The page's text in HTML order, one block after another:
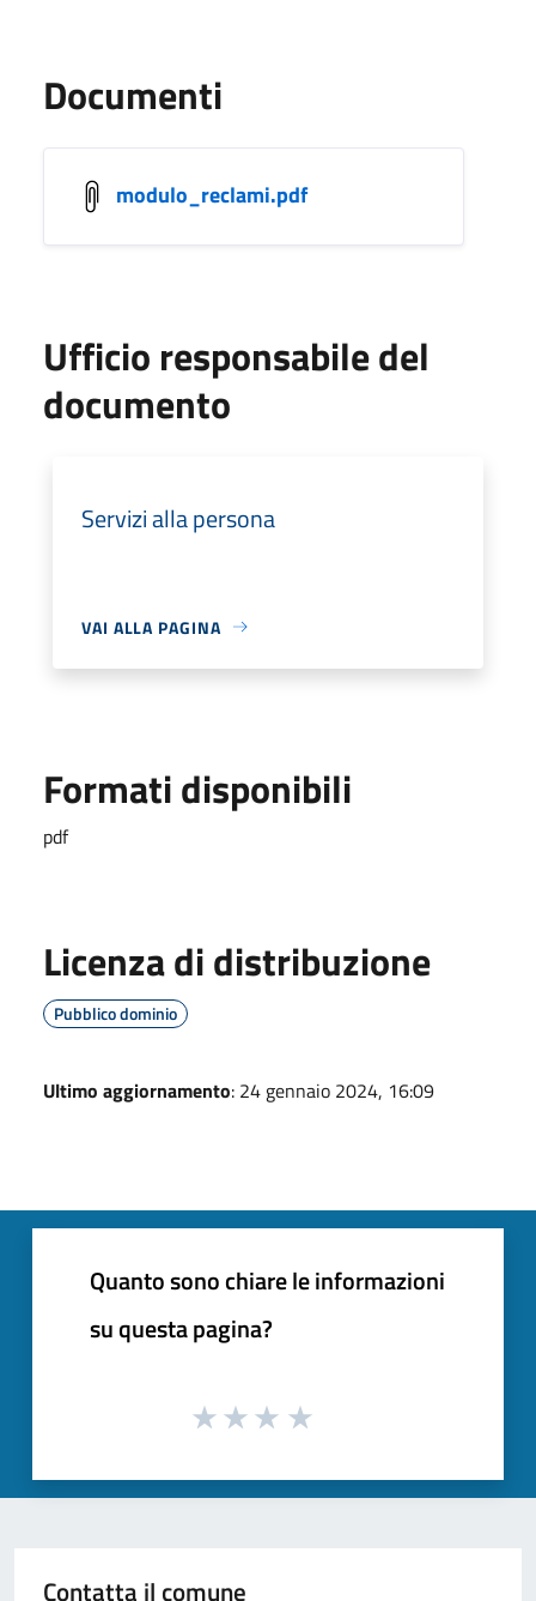
Documenti
modulo_reclami.pdf
Ufficio responsabile del
documento
Servizi alla persona
VAI ALLA PAGINA
Formati disponibili
pdf
Licenza di distribuzione
Pubblico dominio
Ultimo aggiornamento: 24 gennaio 2024, 16:09
Quanto sono chiare le informazioni
su questa pagina?
Contatta il comune